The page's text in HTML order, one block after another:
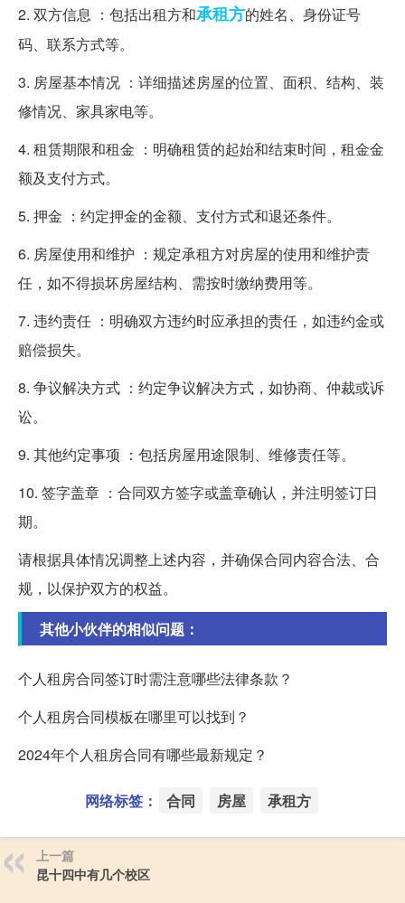
2. 双方信息 ：包括出租方和承租方的姓名、身份证号
码、联系方式等。
3. 房屋基本情况 ：详细描述房屋的位置、面积、结构、装
修情况、家具家电等。
4. 租赁期限和租金 ：明确租赁的起始和结束时间，租金金
额及支付方式。
5. 押金 ：约定押金的金额、支付方式和退还条件。
6. 房屋使用和维护 ：规定承租方对房屋的使用和维护责
任，如不得损坏房屋结构、需按时缴纳费用等。
7. 违约责任 ：明确双方违约时应承担的责任，如违约金或
赔偿损失。
8. 争议解决方式 ：约定争议解决方式，如协商、仲裁或诉
讼。
9. 其他约定事项 ：包括房屋用途限制、维修责任等。
10. 签字盖章 ：合同双方签字或盖章确认，并注明签订日
期。
请根据具体情况调整上述内容，并确保合同内容合法、合
规，以保护双方的权益。
其他小伙伴的相似问题：
个人租房合同签订时需注意哪些法律条款？
个人租房合同模板在哪里可以找到？
2024年个人租房合同有哪些最新规定？
网络标签： 合同 房屋 承租方
上一篇
昆十四中有几个校区